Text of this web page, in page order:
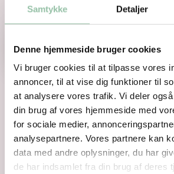
Samtykke Detaljer
Denne hjemmeside bruger cookies
Vi bruger cookies til at tilpasse vores
annoncer, til at vise dig funktioner til
at analysere vores trafik. Vi deler
din brug af vores hjemmeside med
for sociale medier,
analysepartnere. Vores partnere kan
data med andre oplysninger, du har
de har indsamlet fra din brug af deres
sundhedsmæssige egenskaber.